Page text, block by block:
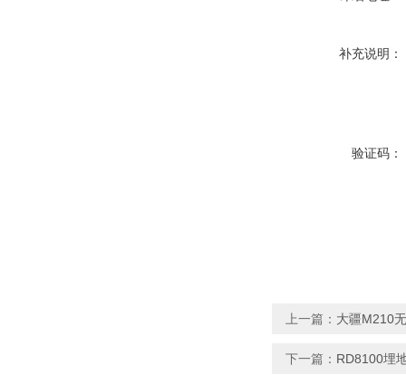
补充说明：
验证码：
上一篇： 大疆M210
下一篇： RD8100埋